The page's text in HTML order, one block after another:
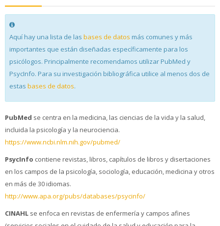
Aquí hay una lista de las bases de datos más comunes y más
importantes que están diseñadas específicamente para los
psicólogos. Principalmente recomendamos utilizar PubMed y
PsycInfo. Para su investigación bibliográfica utilice al menos dos de
estas bases de datos.
PubMed se centra en la medicina, las ciencias de la vida y la salud,
incluida la psicología y la neurociencia.
https://www.ncbi.nlm.nih.gov/pubmed/
PsycInfo contiene revistas, libros, capítulos de libros y disertaciones
en los campos de la psicología, sociología, educación, medicina y otros
en más de 30 idiomas.
http://www.apa.org/pubs/databases/psycinfo/
CINAHL se enfoca en revistas de enfermería y campos afines